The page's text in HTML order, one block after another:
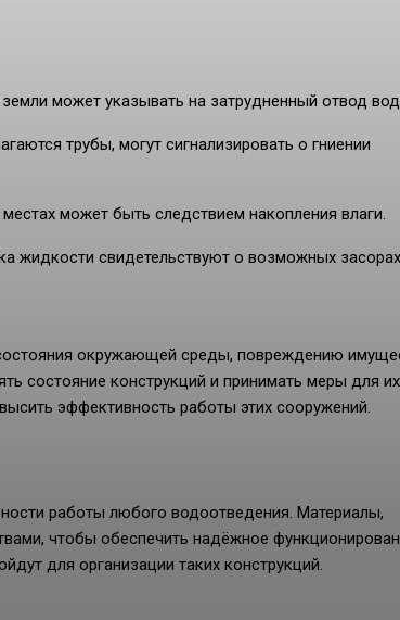
может указывать на затрудненный отвод
трубы, могут сигнализировать о гниении
может быть следствием накопления влаги.
жидкости свидетельствуют о возможных
окружающей среды, повреждению
состояние конструкций и принимать меры для их
эффективность работы этих сооружений.
работы любого водоотведения. Материалы,
чтобы обеспечить надёжное
для организации таких конструкций.